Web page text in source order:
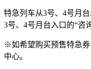
特急列车从3号、4号月台
3号、4号月台入口的“咨
※如希望购买预售特急
中心。